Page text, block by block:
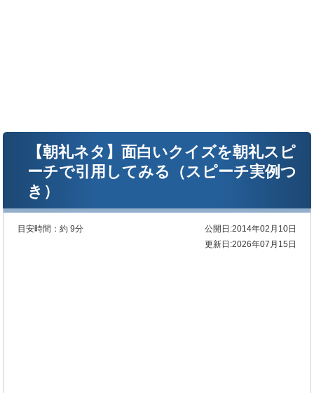
【朝礼ネタ】面白いクイズを朝礼スピ
ーチで引用してみる（スピーチ実例つ
き）
目安時間：約 9分
公開日:2014年02月10日
更新日:2026年07月15日